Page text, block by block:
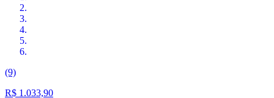
(9)
R$ 1.033,90